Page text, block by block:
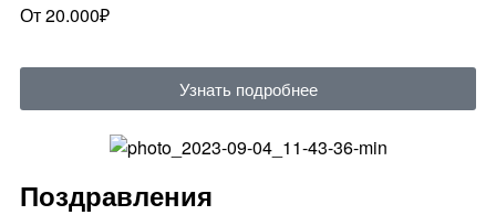
От 20.000₽
Узнать подробнее
Поздравления